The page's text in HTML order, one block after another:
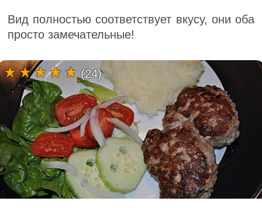
Вид полностью соответствует вкусу, они оба
просто замечательные!
(24)